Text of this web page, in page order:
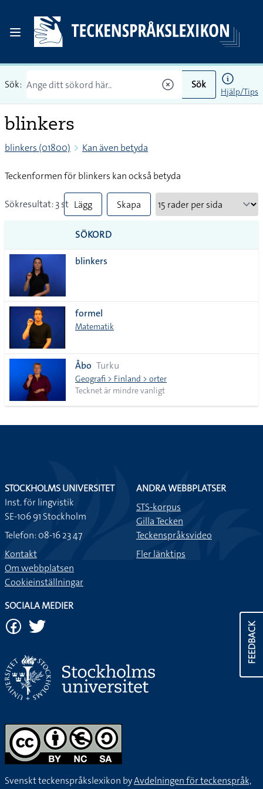
Sök: Sök
Hjälp/Tips
blinkers
blinkers (01800) Kan även betyda
Teckenformen för blinkers kan också betyda
Sökresultat: 3 st Lägg
till
alla i
Skapa
SÖKORD
blinkers
formel
Matematik
Åbo Turku
Geografi > Finland > orter
Tecknet är mindre vanligt
FEEDBACK
STOCKHOLMS UNIVERSITET
Inst. för lingvistik
SE-106 91 Stockholm
Telefon: 08-16 23 47
Kontakt
Om webbplatsen
Cookieinställningar
ANDRA WEBBPLATSER
STS-korpus
Gilla Tecken
Teckenspråksvideo
Fler länktips
SOCIALA MEDIER
Svenskt teckenspråkslexikon byAvdelningen för teckenspråk,